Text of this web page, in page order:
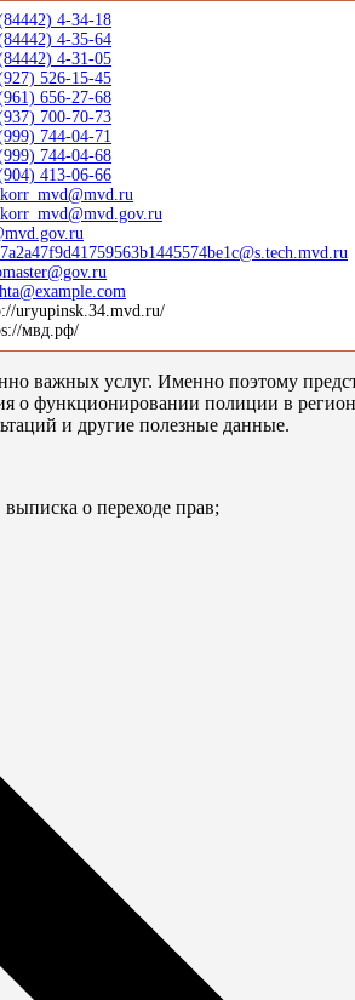
4-34-18
4-35-64
4-31-05
526-15-45
656-27-68
700-70-73
744-04-71
744-04-68
413-06-66
uryupinsk.34.mvd.ru/
мвд.рф/
важных услуг. Именно поэтому
о функционировании полиции в
и другие полезные данные.
о переходе прав;